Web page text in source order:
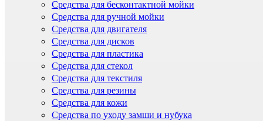
Средства для бесконтактной мойки
Средства для ручной мойки
Средства для двигателя
Средства для дисков
Средства для пластика
Средства для стекол
Средства для текстиля
Средства для резины
Средства для кожи
Средства по уходу замши и нубука